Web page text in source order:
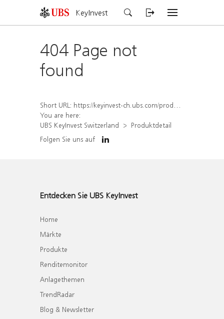
KeyInvest
404 Page not
found
Short URL: https://keyinvest-ch.ubs.com/produkt/detail/index/isin/CH1578406022
You are here:
UBS KeyInvest Switzerland
Produktdetail
Folgen Sie uns auf
Entdecken Sie UBS KeyInvest
Home
Märkte
Produkte
Renditemonitor
Anlagethemen
TrendRadar
Blog & Newsletter